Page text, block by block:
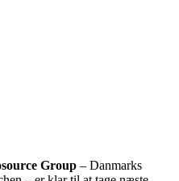
Group – Danmarks